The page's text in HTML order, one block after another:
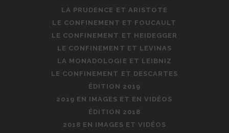
LA PRUDENCE ET ARISTOTE
LE CONFINEMENT ET FOUCAULT
LE CONFINEMENT ET HEIDEGGER
LE CONFINEMENT ET LEVINAS
LA MONADOLOGIE ET LEIBNIZ
LE CONFINEMENT ET DESCARTES
ÉDITION 2019
2019 EN IMAGES ET EN VIDÉOS
ÉDITION 2018
2018 EN IMAGES ET VIDÉOS